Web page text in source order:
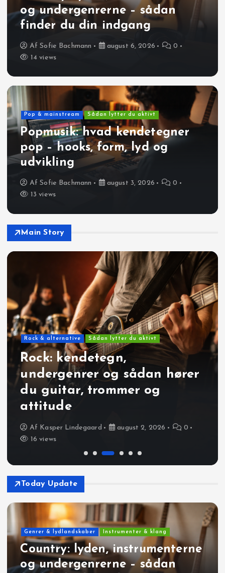
og undergenrerne – sådan
finder du din indgang
AfSofie Bachmann august 6, 2026
0
14 views
Pop & mainstream Sådan lytter du aktivt
Popmusik: hvad kendetegner
pop – hooks, form, lyd og
udvikling
AfSofie Bachmann august 3, 2026
0
13 views
Main Story
Rock & alternative Sådan lytter du aktivt
Rock: kendetegn,
undergenrer og sådan hører
du guitar, trommer og
attitude
Af Kasper Lindegaard august 2, 2026
0
16 views
Today Update
Genrer & lydlandskaber Instrumenter & klang
Country: lyden, instrumenterne
og undergenrerne – sådan